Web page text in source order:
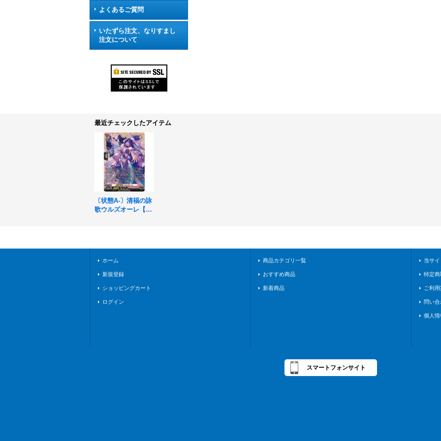
よくあるご質問
いたずら注文、なりすまし
注文について
最近チェックしたアイテム
〔状態A-〕清福の詠
歌ウルズオーレ【FF
ホーム
新規登録
ショッピングカート
ログイン
商品カテゴリ一覧
おすすめ商品
新着商品
当サ
特定
ご利
問い合
個人
スマートフォンサイト